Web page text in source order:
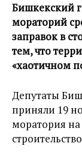
Бишкекский
мораторий
заправок в
тем, что
«хаотичном
Депутаты
приняли 19
моратория